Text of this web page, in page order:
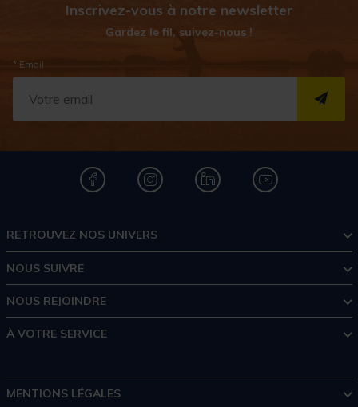
Inscrivez-vous à notre newsletter
Gardez le fil, suivez-nous !
* Email
RETROUVEZ NOS UNIVERS
NOUS SUIVRE
NOUS REJOINDRE
À VOTRE SERVICE
MENTIONS LÉGALES